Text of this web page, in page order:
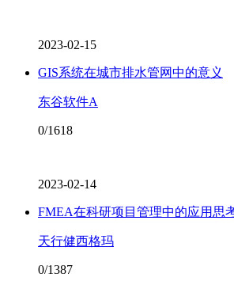
2023-02-15
GIS系统在城市排水管网中的意义
东谷软件A
0/1618
2023-02-14
FMEA在科研项目管理中的应用思
天行健西格玛
0/1387